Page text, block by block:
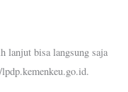
lanjut bisa langsung saja